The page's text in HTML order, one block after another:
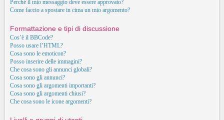
Perché il mio messaggio deve essere approvato?
Come faccio a spostare in cima un mio argomento?
Formattazione e tipi di discussione
Cos’è il BBCode?
Posso usare l’HTML?
Cosa sono le emoticon?
Posso inserire delle immagini?
Che cosa sono gli annunci globali?
Cosa sono gli annunci?
Cosa sono gli argomenti importanti?
Cosa sono gli argomenti chiusi?
Che cosa sono le icone argomenti?